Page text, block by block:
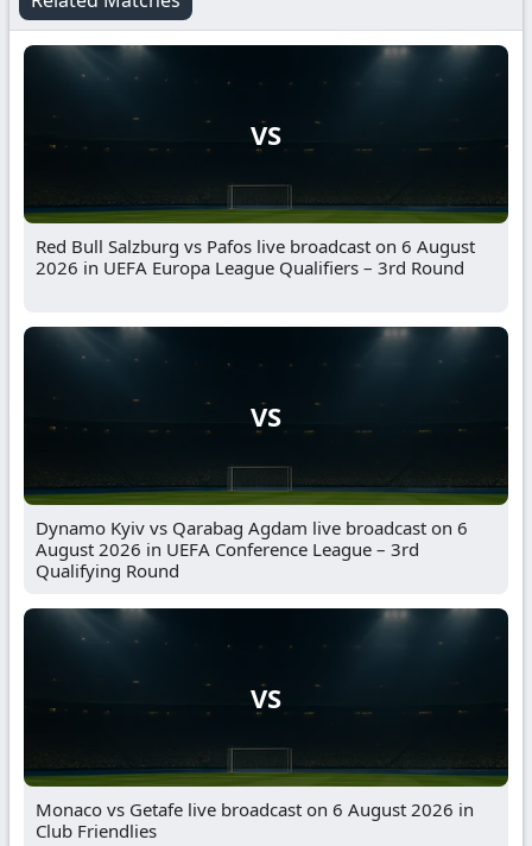
VS
Red Bull Salzburg vs Pafos live broadcast on 6 August
2026 in UEFA Europa League Qualifiers – 3rd Round
VS
Dynamo Kyiv vs Qarabag Agdam live broadcast on 6
August 2026 in UEFA Conference League – 3rd
Qualifying Round
VS
Monaco vs Getafe live broadcast on 6 August 2026 in
Club Friendlies